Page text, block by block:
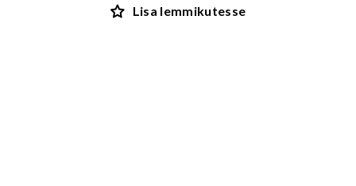
Lisa lemmikutesse